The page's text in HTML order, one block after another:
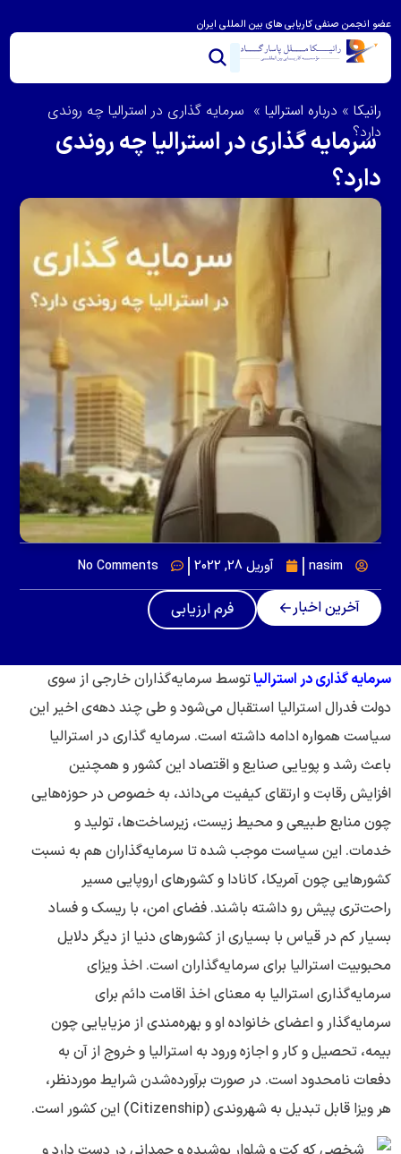
عضو انجمن صنفی کاریابی های بین المللی ایران
رانیکا » درباره استرالیا » سرمایه گذاری در استرالیا چه روندی
دارد؟
سرمایه گذاری در استرالیا چه روندی
دارد؟
nasim آوریل 28, 2022 No Comments
آخرین اخبار فرم ارزیابی
سرمایه گذاری در استرالیاتوسط سرمایه‌گذاران خارجی از سوی
دولت فدرال استرالیا استقبال می‌شود و طی چند دهه‌ی اخیر این
سیاست همواره ادامه داشته است. سرمایه گذاری در استرالیا
باعث رشد و پویایی صنایع و اقتصاد این کشور و همچنین
افزایش رقابت و ارتقای کیفیت می‌داند، به خصوص در حوزه‌هایی
چون منابع طبیعی و محیط زیست، زیرساخت‌ها، تولید و
خدمات. این سیاست موجب شده تا سرمایه‌گذاران هم به نسبت
کشورهایی چون آمریکا، کانادا و کشورهای اروپایی مسیر
راحت‌تری پیش رو داشته باشند. فضای امن، با ریسک و فساد
بسیار کم در قیاس با بسیاری از کشورهای دنیا از دیگر دلایل
محبوبیت استرالیا برای سرمایه‌گذاران است. اخذ ویزای
سرمایه‌گذاری استرالیا به معنای اخذ اقامت دائم برای
سرمایه‌گذار و اعضای خانواده او و بهره‌مندی از مزیایایی چون
بیمه، تحصیل و کار و اجازه ورود به استرالیا و خروج از آن به
دفعات نامحدود است. در صورت برآورده‌شدن شرایط موردنظر،
هر ویزا قابل تبدیل به شهروندی (Citizenship) این کشور است.